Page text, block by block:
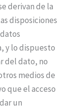
derivan de la
disposiciones
y lo dispuesto
del dato, no
medios de
que el acceso
un